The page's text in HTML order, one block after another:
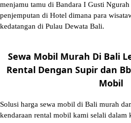
menjamu tamu di Bandara I Gusti
penjemputan di Hotel dimana para
kedatangan di Pulau Dewata Bali.
Sewa Mobil Murah Di Bali
Rental Dengan Supir dan
Mobil
Solusi harga sewa mobil di Bali murah
kendaraan rental mobil kami selali dalam